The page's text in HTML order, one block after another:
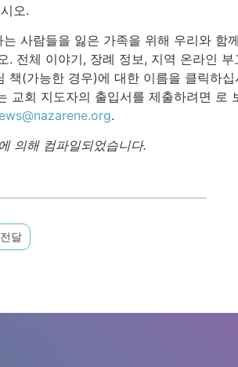
오.
는 사람들을 잃은 가족을 위해 우리와 함
. 전체 이야기, 장례 정보, 지역 온라인 부
책(가능한 경우)에 대한 이름을 클릭하십
교회 지도자의 출입서를 제출하려면 로
.
의해 컴파일되었습니다.
전달